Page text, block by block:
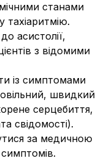
станами
тахіаритмію.
асистолії,
з відомими
із симптомами
швидкий
серцебиття,
свідомості).
за медичною